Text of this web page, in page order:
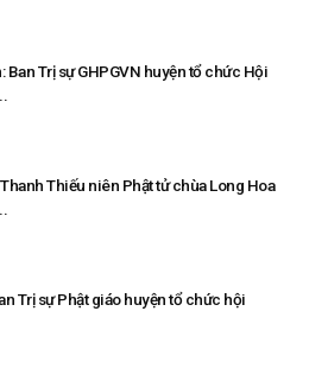
Ban Trị sự GHPGVN huyện tổ chức Hội
Thiếu niên Phật tử chùa Long Hoa
Trị sự Phật giáo huyện tổ chức hội